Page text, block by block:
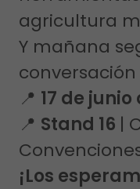
agricultura
Y mañana
conversación
📍 17 de junio
📍 Stand 16 |
¡Los